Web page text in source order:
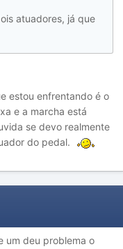
atuadores, já que
estou enfrentando é o
e a marcha está
se devo realmente
do pedal.
um deu problema o